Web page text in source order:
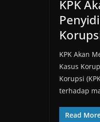
KPK
KPK Akan
Kasus
Korupsi
terhadap
Read